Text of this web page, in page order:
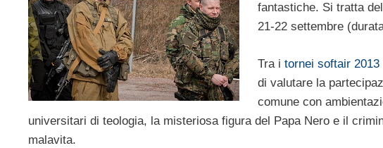
fantastiche. Si tratta
21-22 settembre
Tra i tornei softair 2013
di valutare la
comune con
universitari di teologia, la misteriosa figura del Papa Nero e il
malavita.